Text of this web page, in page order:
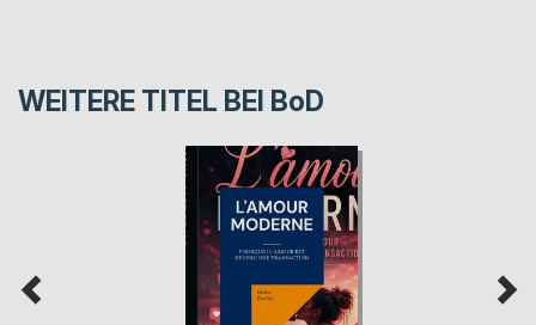
WEITERE TITEL BEI BoD